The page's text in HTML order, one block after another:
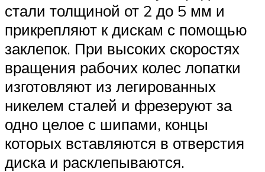
стали толщиной от 2 до 5 мм и
прикрепляют к дискам с помощью
заклепок. При высоких скоростях
вращения рабочих колес лопатки
изготовляют из легированных
никелем сталей и фрезеруют за
одно целое с шипами, концы
которых вставляются в отверстия
диска и расклепываются.